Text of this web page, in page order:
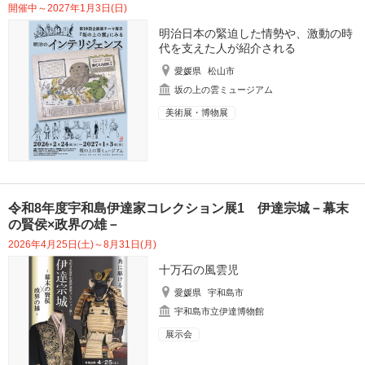
開催中～2027年1月3日(日)
明治日本の緊迫した情勢や、激動の時
代を支えた人が紹介される
愛媛県
松山市
坂の上の雲ミュージアム
美術展・博物展
令和8年度宇和島伊達家コレクション展1 伊達宗城－幕末
の賢侯×政界の雄－
2026年4月25日(土)～8月31日(月)
十万石の風雲児
愛媛県
宇和島市
宇和島市立伊達博物館
展示会